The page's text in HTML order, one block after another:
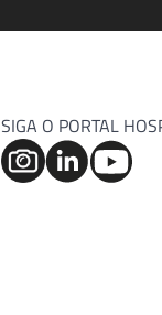
SIGA O PORTAL